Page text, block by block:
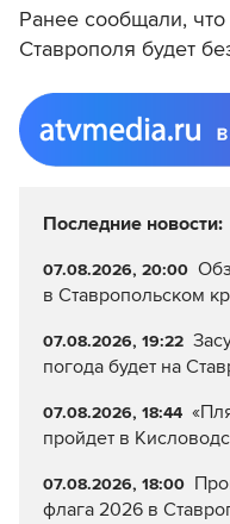
Ранее сообщали, что
Ставрополя будет
Последние новости:
07.08.2026, 20:00
в Ставропольском
07.08.2026, 19:22
погода будет на
07.08.2026, 18:44
пройдет в
07.08.2026, 18:00
флага 2026 в